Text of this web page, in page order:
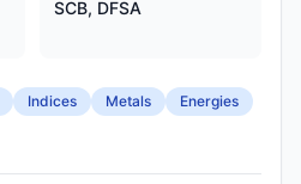
SCB, DFSA
Indices Metals
Energies